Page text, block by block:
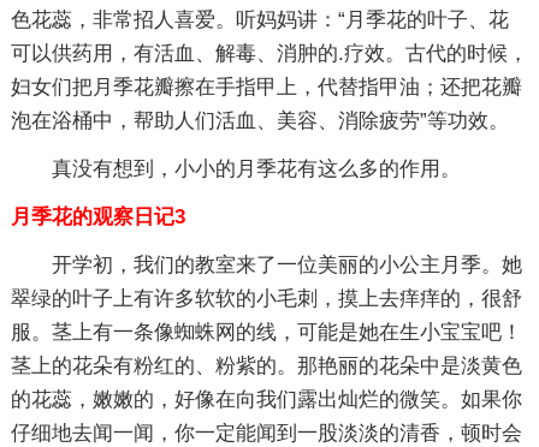
色花蕊，非常招人喜爱。听妈妈讲：“月季花的叶子、花
可以供药用，有活血、解毒、消肿的.疗效。古代的时候，
妇女们把月季花瓣擦在手指甲上，代替指甲油；还把花瓣
泡在浴桶中，帮助人们活血、美容、消除疲劳”等功效。
真没有想到，小小的月季花有这么多的作用。
月季花的观察日记3
开学初，我们的教室来了一位美丽的小公主月季。她
翠绿的叶子上有许多软软的小毛刺，摸上去痒痒的，很舒
服。茎上有一条像蜘蛛网的线，可能是她在生小宝宝吧！
茎上的花朵有粉红的、粉紫的。那艳丽的花朵中是淡黄色
的花蕊，嫩嫩的，好像在向我们露出灿烂的微笑。如果你
仔细地去闻一闻，你一定能闻到一股淡淡的清香，顿时会